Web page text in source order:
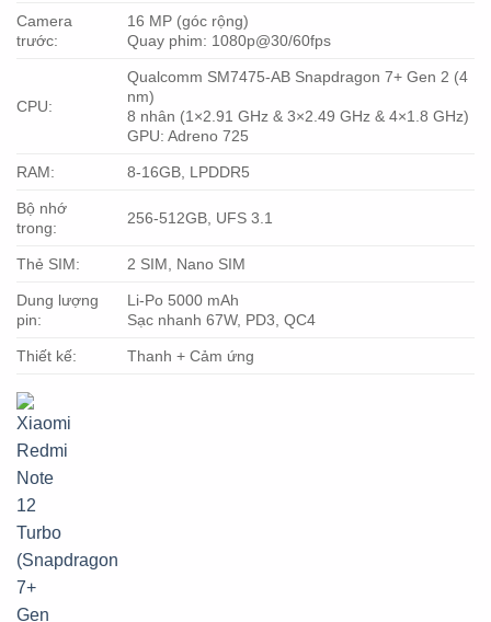
Camera
trước:
16 MP (góc rộng)
Quay phim: 1080p@30/60fps
CPU:
Qualcomm SM7475-AB Snapdragon 7+ Gen 2 (4
nm)
8 nhân (1×2.91 GHz & 3×2.49 GHz & 4×1.8 GHz)
GPU: Adreno 725
RAM: 8-16GB, LPDDR5
Bộ nhớ
trong:
256-512GB, UFS 3.1
Thẻ SIM: 2 SIM, Nano SIM
Dung lượng
pin:
Li-Po 5000 mAh
Sạc nhanh 67W, PD3, QC4
Thiết kế: Thanh + Cảm ứng